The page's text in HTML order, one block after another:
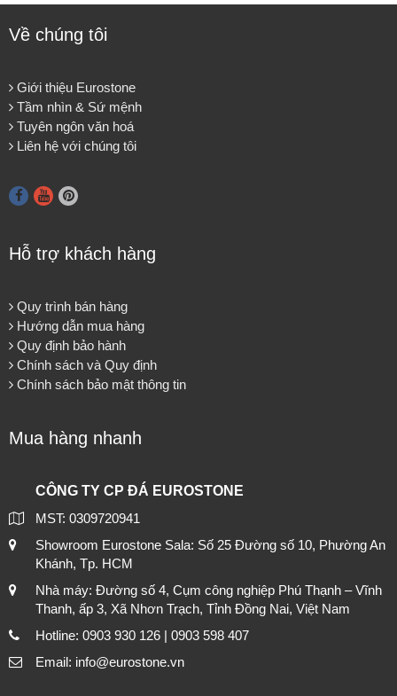
Về chúng tôi
Giới thiệu Eurostone
Tầm nhìn & Sứ mệnh
Tuyên ngôn văn hoá
Liên hệ với chúng tôi
Hỗ trợ khách hàng
Quy trình bán hàng
Hướng dẫn mua hàng
Quy định bảo hành
Chính sách và Quy định
Chính sách bảo mật thông tin
Mua hàng nhanh
CÔNG TY CP ĐÁ EUROSTONE
MST: 0309720941
Showroom Eurostone Sala: Số 25 Đường số 10, Phường An
Khánh, Tp. HCM
Nhà máy: Đường số 4, Cụm công nghiệp Phú Thạnh – Vĩnh
Thanh, ấp 3, Xã Nhơn Trạch, Tỉnh Đồng Nai, Việt Nam
Hotline: 0903 930 126 | 0903 598 407
Email: info@eurostone.vn